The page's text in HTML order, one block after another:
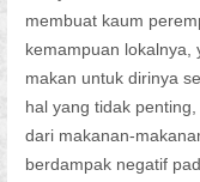
membuat kaum
kemampuan lokalnya,
makan untuk dirinya
hal yang tidak
dari makanan-
berdampak negatif